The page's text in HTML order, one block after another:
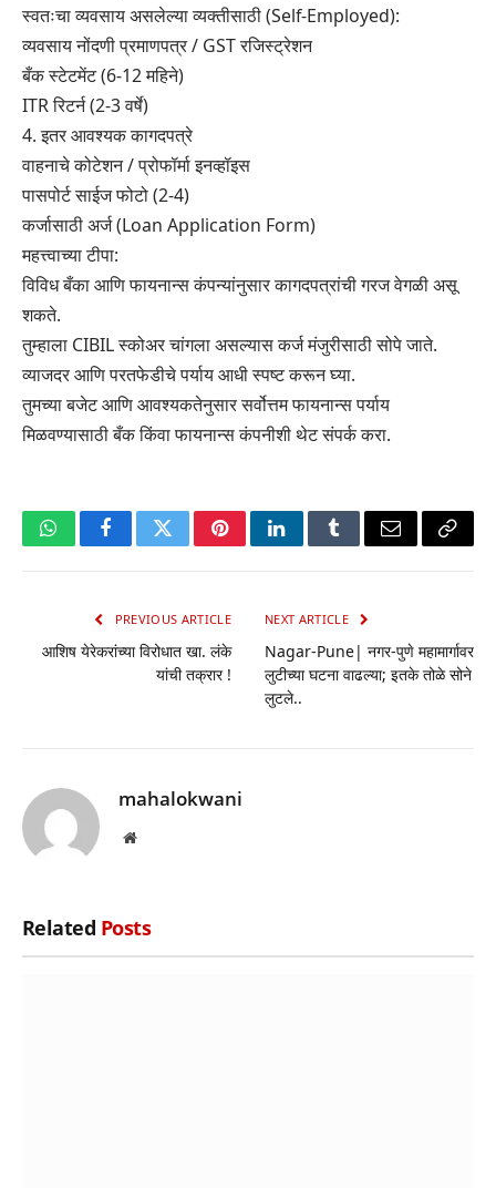
स्वतःचा व्यवसाय असलेल्या व्यक्तीसाठी (Self-Employed):
व्यवसाय नोंदणी प्रमाणपत्र / GST रजिस्ट्रेशन
बँक स्टेटमेंट (6-12 महिने)
ITR रिटर्न (2-3 वर्षे)
4. इतर आवश्यक कागदपत्रे
वाहनाचे कोटेशन / प्रोफॉर्मा इनव्हॉइस
पासपोर्ट साईज फोटो (2-4)
कर्जासाठी अर्ज (Loan Application Form)
महत्त्वाच्या टीपा:
विविध बँका आणि फायनान्स कंपन्यांनुसार कागदपत्रांची गरज वेगळी असू
शकते.
तुम्हाला CIBIL स्कोअर चांगला असल्यास कर्ज मंजुरीसाठी सोपे जाते.
व्याजदर आणि परतफेडीचे पर्याय आधी स्पष्ट करून घ्या.
तुमच्या बजेट आणि आवश्यकतेनुसार सर्वोत्तम फायनान्स पर्याय
मिळवण्यासाठी बँक किंवा फायनान्स कंपनीशी थेट संपर्क करा.
WhatsAppFacebookTwitterPinterestLinkedInTumblrEmail Copy
PREVIOUS ARTICLE
आशिष येरेकरांच्या विरोधात खा. लंके
यांची तक्रार !
NEXT ARTICLE
Nagar-Pune| नगर-पुणे महामार्गावर
लुटीच्या घटना वाढल्या; इतके तोळे सोने
लुटले..
mahalokwani
Website
Related Posts